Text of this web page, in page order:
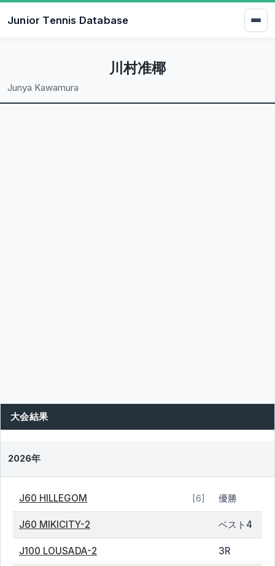
Junior Tennis Database
川村准椰
Junya Kawamura
大会結果
2026年
J60 HILLEGOM [6] 優勝
J60 MIKICITY-2 ベスト4
J100 LOUSADA-2 3R